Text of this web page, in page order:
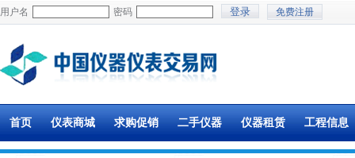
用户名 密码 免费注册
首页 仪表商城 求购促销 二手仪器 仪器租赁 工程信息